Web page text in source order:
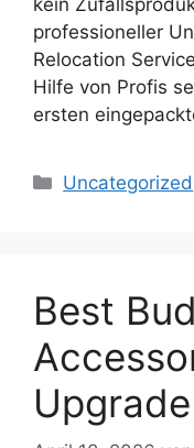
professioneller
Relocation
Hilfe von Profis
ersten
Kategorien
Uncategorized
Best